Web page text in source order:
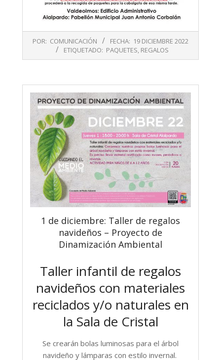
12-
POR: COMUNICACIÓN FECHA: 19 DICIEMBRE 2022
ETIQUETADO: PAQUETES, REGALOS
1 de diciembre: Taller de regalos
navideños – Proyecto de
Dinamización Ambiental
Taller infantil de regalos
navideños con materiales
reciclados y/o naturales en
la Sala de Cristal
Se crearán bolas luminosas para el árbol
navideño y lámparas con estilo invernal.